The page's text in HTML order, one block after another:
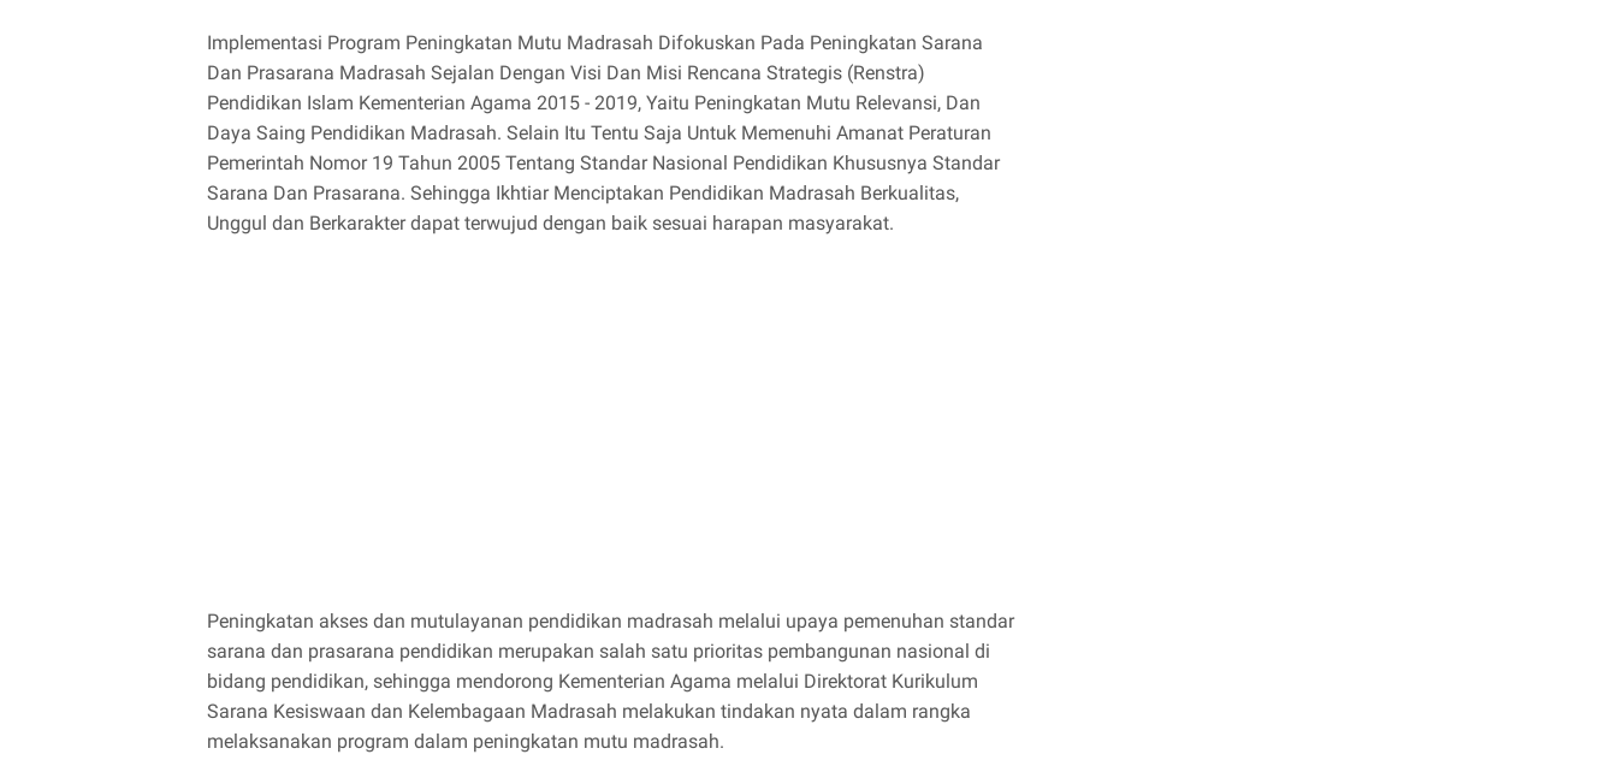
Implementasi Program Peningkatan Mutu Madrasah Difokuskan Pada Peningkatan Sarana
Dan Prasarana Madrasah Sejalan Dengan Visi Dan Misi Rencana Strategis (Renstra)
Pendidikan Islam Kementerian Agama 2015 - 2019, Yaitu Peningkatan Mutu Relevansi, Dan
Daya Saing Pendidikan Madrasah. Selain Itu Tentu Saja Untuk Memenuhi Amanat Peraturan
Pemerintah Nomor 19 Tahun 2005 Tentang Standar Nasional Pendidikan Khususnya Standar
Sarana Dan Prasarana. Sehingga Ikhtiar Menciptakan Pendidikan Madrasah Berkualitas,
Unggul dan Berkarakter dapat terwujud dengan baik sesuai harapan masyarakat.
Peningkatan akses dan mutulayanan pendidikan madrasah melalui upaya pemenuhan standar
sarana dan prasarana pendidikan merupakan salah satu prioritas pembangunan nasional di
bidang pendidikan, sehingga mendorong Kementerian Agama melalui Direktorat Kurikulum
Sarana Kesiswaan dan Kelembagaan Madrasah melakukan tindakan nyata dalam rangka
melaksanakan program dalam peningkatan mutu madrasah.